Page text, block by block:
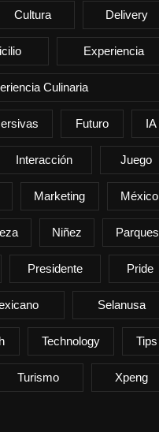
Cultura Delivery
Experiencia
Culinaria
Futuro IA
Interacción Juego
Marketing México
Niñez Parques
Presidente Pride
Selanusa
Technology Tips
Turismo Xpeng